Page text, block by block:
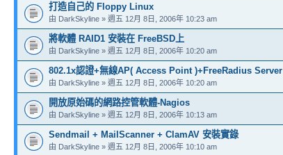
打造自己的 Floppy Linux
由 DarkSkyline » 週五 12月 8日, 2006年 10:23 am
將軟體 RAID1 安裝在 FreeBSD上
由 DarkSkyline » 週五 12月 8日, 2006年 10:20 am
802.1x認證+無線AP( Access Point )+FreeRadius Server
由 DarkSkyline » 週五 12月 8日, 2006年 10:20 am
開放原始碼的網路控管軟體-Nagios
由 DarkSkyline » 週五 12月 8日, 2006年 10:13 am
Sendmail + MailScanner + ClamAV 安裝實錄
由 DarkSkyline » 週五 12月 8日, 2006年 10:10 am